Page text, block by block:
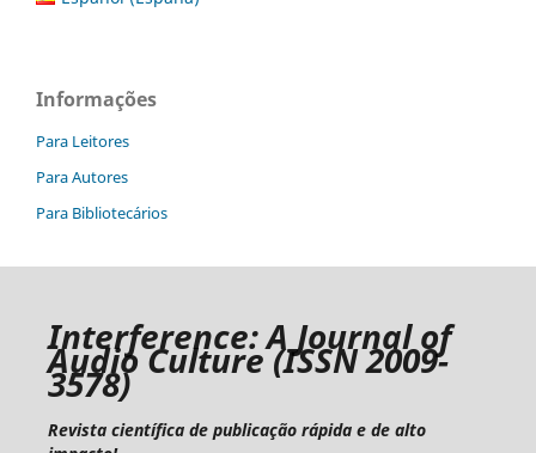
Informações
Para Leitores
Para Autores
Para Bibliotecários
Interference: A Journal of
Audio Culture(ISSN 2009-
3578)
Revista científica de publicação rápida e de alto